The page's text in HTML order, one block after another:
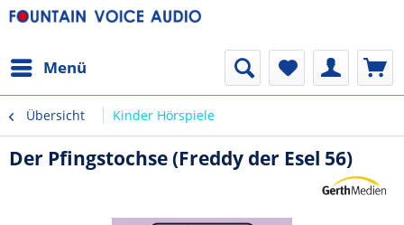
Menü
Übersicht Kinder Hörspiele
Der Pfingstochse (Freddy der Esel 56)